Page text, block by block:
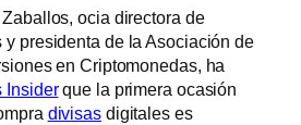
ocia directora de
presidenta de la Asociación de
en Criptomonedas, ha
Insiderque la primera ocasión
divisasdigitales es